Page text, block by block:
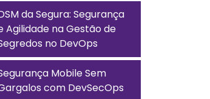
da Segura: Segurança
Agilidade na Gestão de
no DevOps
Mobile Sem
com DevSecOps